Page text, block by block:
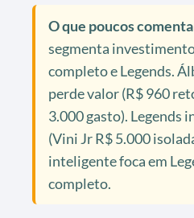
O que poucos
segmenta
completo e Legends.
perde valor (R$ 960
3.000 gasto). Legends
(Vini Jr R$ 5.000
inteligente foca em
completo.